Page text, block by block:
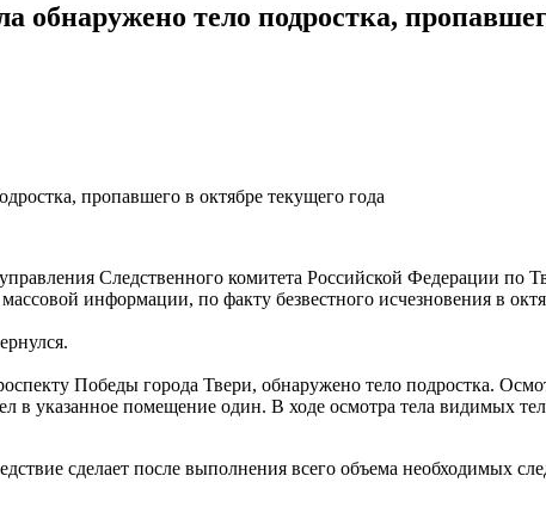
обнаружено тело подростка,
пропавшего в октябре текущего года
Следственного комитета Российской Федерации по
информации, по факту безвестного исчезновения в
Победы города Твери, обнаружено тело подростка.
в указанное помещение один. В ходе осмотра тела видимых
сделает после выполнения всего объема необходимых